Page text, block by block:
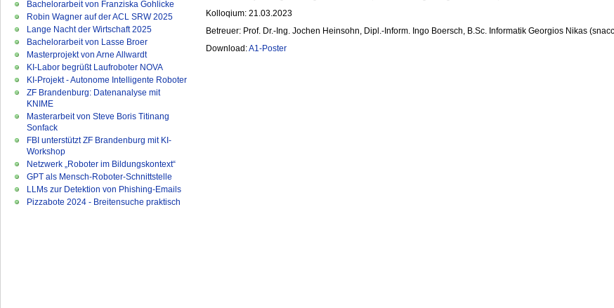
Bachelorarbeit von Franziska Gohlicke
Robin Wagner auf der ACL SRW 2025
Lange Nacht der Wirtschaft 2025
Bachelorarbeit von Lasse Broer
Masterprojekt von Arne Allwardt
KI-Labor begrüßt Laufroboter NOVA
KI-Projekt - Autonome Intelligente Roboter
ZF Brandenburg: Datenanalyse mit
KNIME
Masterarbeit von Steve Boris Titinang
Sonfack
FBI unterstützt ZF Brandenburg mit KI-
Workshop
Netzwerk „Roboter im Bildungskontext“
GPT als Mensch-Roboter-Schnittstelle
LLMs zur Detektion von Phishing-Emails
Pizzabote 2024 - Breitensuche praktisch
Kolloqium: 21.03.2023
Betreuer: Prof. Dr.-Ing. Jochen Heinsohn, Dipl.-Inform. Ingo Boersch, B.Sc. Informatik Georgios Nikas
Download:A1-Poster